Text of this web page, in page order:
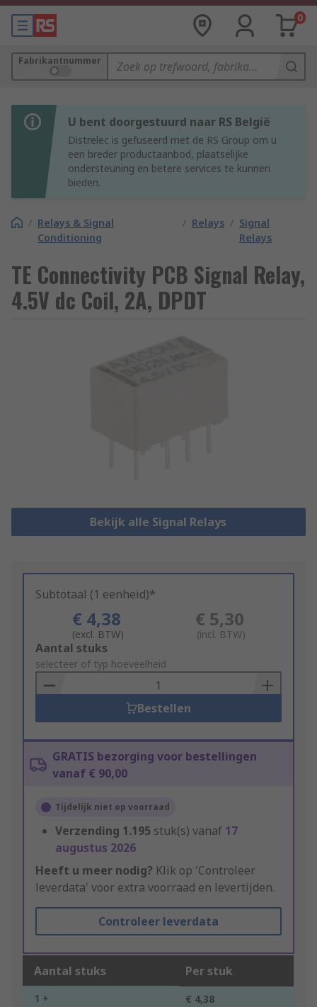
0
Fabrikantnummer
U bent doorgestuurd naar RS België
Distrelec is gefuseerd met de RS Group om u
een breder productaanbod, plaatselijke
ondersteuning en betere services te kunnen
bieden.
/ Relays & Signal
Conditioning
/ Relays / Signal
Relays
TE Connectivity PCB Signal Relay,
4.5V dc Coil, 2A, DPDT
Bekijk alle Signal Relays
Subtotaal (1 eenheid)*
€ 4,38
(excl. BTW)
€ 5,30
(incl. BTW)
Add
to
Basket
Aantal stuks
selecteer of typ hoeveelheid
Bestellen
GRATIS bezorging voor bestellingen
vanaf € 90,00
Tijdelijk niet op voorraad
Verzending 1.195 stuk(s) vanaf 17
augustus 2026
Heeft u meer nodig? Klik op 'Controleer
leverdata' voor extra voorraad en levertijden.
Controleer leverdata
Aantal stuks Per stuk
1 + € 4,38